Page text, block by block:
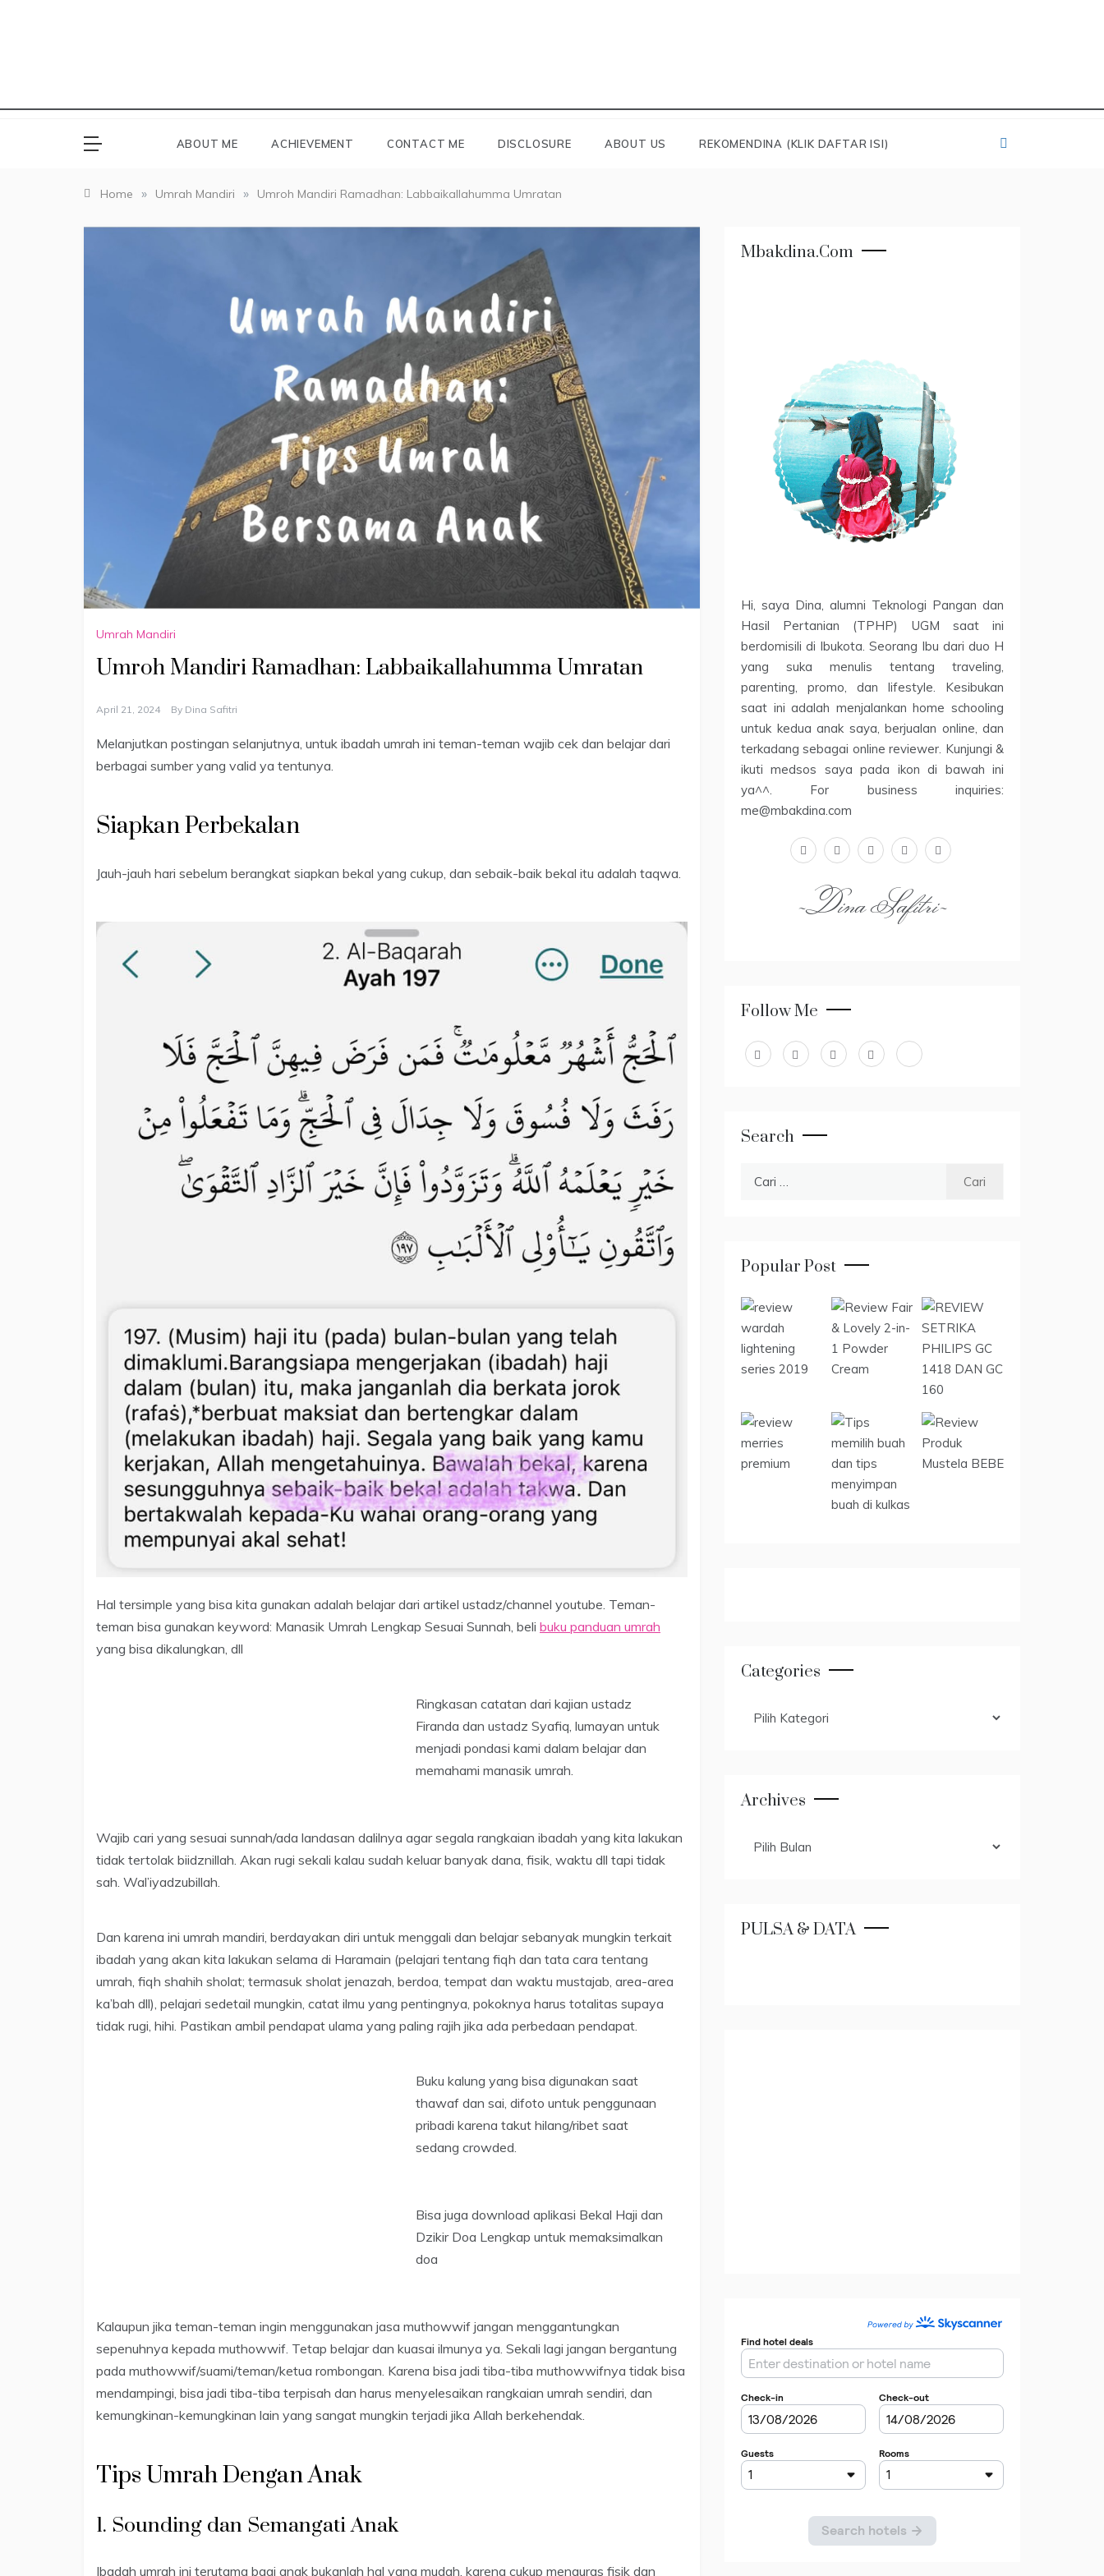
ABOUT ME ACHIEVEMENT CONTACT ME DISCLOSURE ABOUT US REKOMENDINA (KLIK DAFTAR ISI)
Home » Umrah Mandiri » Umroh Mandiri Ramadhan: Labbaikallahumma Umratan
Umrah Mandiri
Umroh Mandiri Ramadhan: Labbaikallahumma Umratan
April 21, 2024 By Dina Safitri
Melanjutkan postingan selanjutnya, untuk ibadah umrah ini teman-teman wajib cek dan belajar dari
berbagai sumber yang valid ya tentunya.
Siapkan Perbekalan
Jauh-jauh hari sebelum berangkat siapkan bekal yang cukup, dan sebaik-baik bekal itu adalah taqwa.
Hal tersimple yang bisa kita gunakan adalah belajar dari artikel ustadz/channel youtube. Teman-
teman bisa gunakan keyword: Manasik Umrah Lengkap Sesuai Sunnah, beli buku panduan umrah
yang bisa dikalungkan, dll
Ringkasan catatan dari kajian ustadz
Firanda dan ustadz Syafiq, lumayan untuk
menjadi pondasi kami dalam belajar dan
memahami manasik umrah.
Wajib cari yang sesuai sunnah/ada landasan dalilnya agar segala rangkaian ibadah yang kita lakukan
tidak tertolak biidznillah. Akan rugi sekali kalau sudah keluar banyak dana, fisik, waktu dll tapi tidak
sah. Wal’iyadzubillah.
Dan karena ini umrah mandiri, berdayakan diri untuk menggali dan belajar sebanyak mungkin terkait
ibadah yang akan kita lakukan selama di Haramain (pelajari tentang fiqh dan tata cara tentang
umrah, fiqh shahih sholat; termasuk sholat jenazah, berdoa, tempat dan waktu mustajab, area-area
ka’bah dll), pelajari sedetail mungkin, catat ilmu yang pentingnya, pokoknya harus totalitas supaya
tidak rugi, hihi. Pastikan ambil pendapat ulama yang paling rajih jika ada perbedaan pendapat.
Buku kalung yang bisa digunakan saat
thawaf dan sai, difoto untuk penggunaan
pribadi karena takut hilang/ribet saat
sedang crowded.
Bisa juga download aplikasi Bekal Haji dan
Dzikir Doa Lengkap untuk memaksimalkan
doa
Kalaupun jika teman-teman ingin menggunakan jasa muthowwif jangan menggantungkan
sepenuhnya kepada muthowwif. Tetap belajar dan kuasai ilmunya ya. Sekali lagi jangan bergantung
pada muthowwif/suami/teman/ketua rombongan. Karena bisa jadi tiba-tiba muthowwifnya tidak bisa
mendampingi, bisa jadi tiba-tiba terpisah dan harus menyelesaikan rangkaian umrah sendiri, dan
kemungkinan-kemungkinan lain yang sangat mungkin terjadi jika Allah berkehendak.
Tips Umrah Dengan Anak
1. Sounding dan Semangati Anak
Ibadah umrah ini terutama bagi anak bukanlah hal yang mudah, karena cukup menguras fisik dan
Mbakdina.com
Hi, saya Dina, alumni Teknologi Pangan dan
Hasil Pertanian (TPHP) UGM saat ini
berdomisili di Ibukota. Seorang Ibu dari duo H
yang suka menulis tentang traveling,
parenting, promo, dan lifestyle. Kesibukan
saat ini adalah menjalankan home schooling
untuk kedua anak saya, berjualan online, dan
terkadang sebagai online reviewer. Kunjungi &
ikuti medsos saya pada ikon di bawah ini
ya^^. For business inquiries:
me@mbakdina.com
facebooktwitterlinkedininstagram
youtube
~Dina Safitri~
Follow Me
Search
Popular Post
Categories
Archives
PULSA & DATA